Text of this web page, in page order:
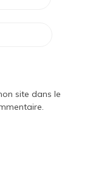
site dans le